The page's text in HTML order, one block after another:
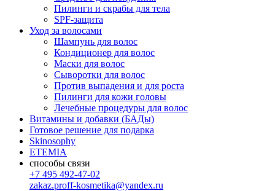
Пилинги и скрабы для тела
SPF-защита
Уход за волосами
Шампунь для волос
Кондиционер для волос
Маски для волос
Сыворотки для волос
Против выпадения и для роста
Пилинги для кожи головы
Лечебные процедуры для волос
Витамины и добавки (БАДы)
Готовое решение для подарка
Skinosophy
ETEMIA
способы связи
+7 495 492-47-02
zakaz.proff-kosmetika@yandex.ru